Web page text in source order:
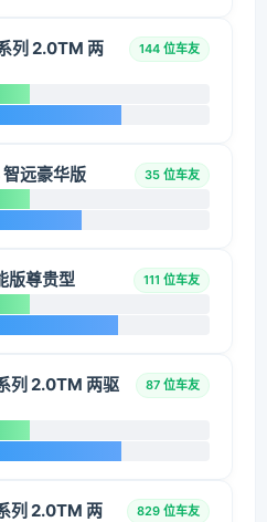
列 2.0TM 两
144 位车友
远豪华版 35 位车友
版尊贵型 111 位车友
列 2.0TM 两驱
87 位车友
列 2.0TM 两
829 位车友